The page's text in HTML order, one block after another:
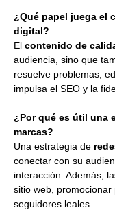
¿Qué papel juega el
digital?
El contenido de
audiencia, sino que
resuelve problemas,
impulsa el SEO y la
¿Por qué es útil una
marcas?
Una estrategia de
conectar con su
interacción. Además,
sitio web,
seguidores leales.